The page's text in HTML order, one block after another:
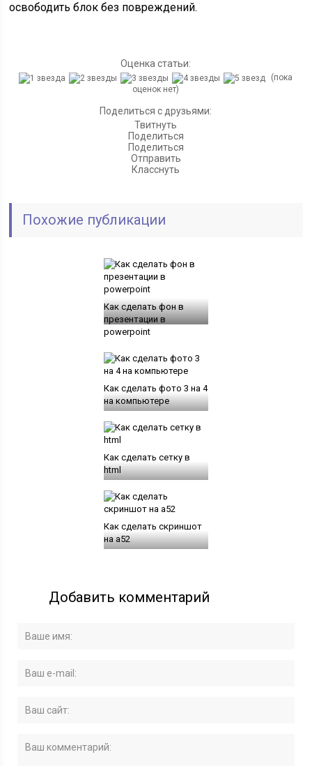
освободить блок без повреждений.
Оценка статьи:
(пока
оценок нет)
Поделиться с друзьями:
Твитнуть
Поделиться
Поделиться
Отправить
Класснуть
Похожие публикации
Как сделать фон в
презентации в
powerpoint
Как сделать фото 3 на 4
на компьютере
Как сделать сетку в
html
Как сделать скриншот
на а52
Добавить комментарий